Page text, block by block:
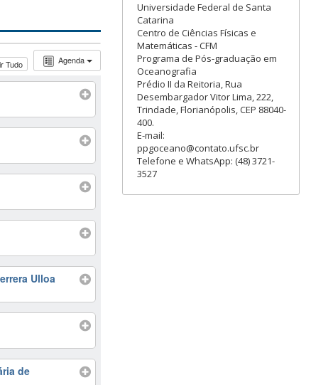
Agenda
Tudo
Ulloa
de
Universidade Federal de Santa
Catarina
Centro de Ciências Físicas e
Matemáticas - CFM
Programa de Pós-graduação em
Oceanografia
Prédio II da Reitoria, Rua
Desembargador Vitor Lima, 222,
Trindade, Florianópolis, CEP 88040-
400.
E-mail:
ppgoceano@contato.ufsc.br
Telefone e WhatsApp: (48) 3721-
3527